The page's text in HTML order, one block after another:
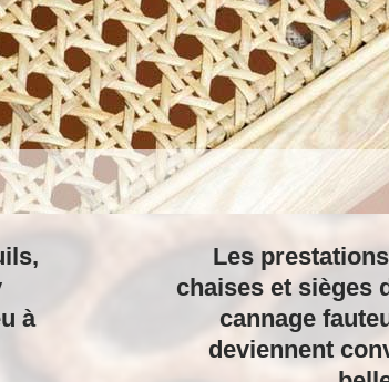
à
Les
chaises et sièges
cannage
deviennent